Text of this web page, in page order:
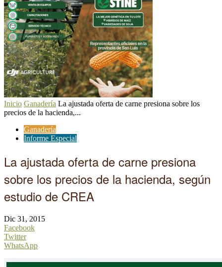
Inicio Ganadería La ajustada oferta de carne presiona sobre los
precios de la hacienda,...
Ganadería
Informe Especial
La ajustada oferta de carne presiona
sobre los precios de la hacienda, según
estudio de CREA
Dic 31, 2015
Facebook
Twitter
WhatsApp